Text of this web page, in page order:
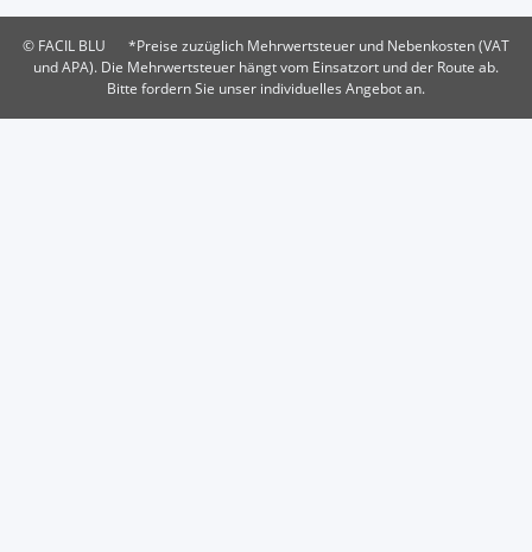
© FACIL BLU
*Preise zuzüglich Mehrwertsteuer und Nebenkosten (VAT
und APA). Die Mehrwertsteuer hängt vom Einsatzort und der Route ab.
Bitte fordern Sie unser individuelles Angebot an.